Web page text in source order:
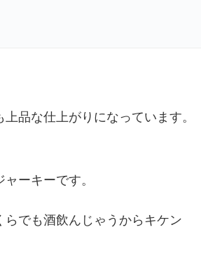
品な仕上がりになっています。
ーキーです。
でも酒飲んじゃうからキケン